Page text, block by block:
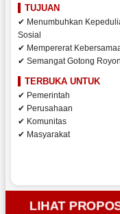
TUJUAN
✔ Menumbuhkan
Sosial
✔ Mempererat
✔ Semangat Gotong
TERBUKA UNTUK
✔ Pemerintah
✔ Perusahaan
✔ Komunitas
✔ Masyarakat
LIHAT